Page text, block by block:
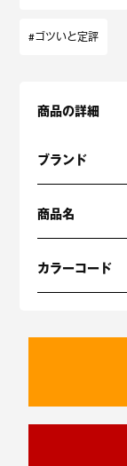
#ゴツいと定評
商品の詳細
ブランド
商品名
カラーコード